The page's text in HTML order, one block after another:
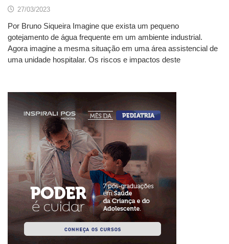
27/03/2023
Por Bruno Siqueira Imagine que exista um pequeno
gotejamento de água frequente em um ambiente industrial.
Agora imagine a mesma situação em uma área assistencial de
uma unidade hospitalar. Os riscos e impactos deste